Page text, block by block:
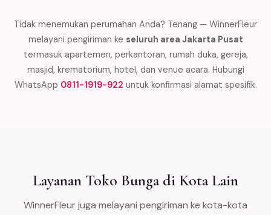
Tidak menemukan perumahan Anda? Tenang — WinnerFleur
melayani pengiriman ke seluruh area Jakarta Pusat
termasuk apartemen, perkantoran, rumah duka, gereja,
masjid, krematorium, hotel, dan venue acara. Hubungi
WhatsApp 0811-1919-922 untuk konfirmasi alamat spesifik.
Layanan Toko Bunga di Kota Lain
WinnerFleur juga melayani pengiriman ke kota-kota